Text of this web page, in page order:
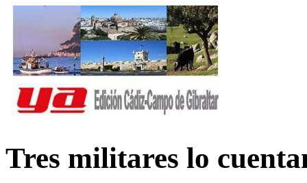
Tres militares lo